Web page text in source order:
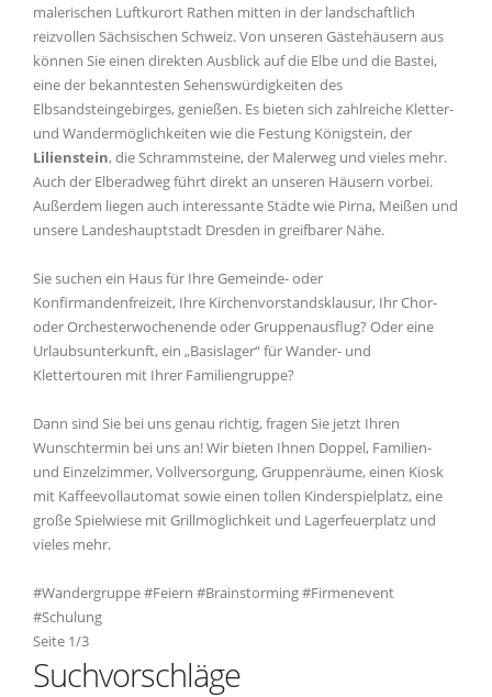
malerischen Luftkurort Rathen mitten in der landschaftlich
reizvollen Sächsischen Schweiz. Von unseren Gästehäusern aus
können Sie einen direkten Ausblick auf die Elbe und die Bastei,
eine der bekanntesten Sehenswürdigkeiten des
Elbsandsteingebirges, genießen. Es bieten sich zahlreiche Kletter-
und Wandermöglichkeiten wie die Festung Königstein, der
Lilienstein, die Schrammsteine, der Malerweg und vieles mehr.
Auch der Elberadweg führt direkt an unseren Häusern vorbei.
Außerdem liegen auch interessante Städte wie Pirna, Meißen und
unsere Landeshauptstadt Dresden in greifbarer Nähe.
Sie suchen ein Haus für Ihre Gemeinde- oder
Konfirmandenfreizeit, Ihre Kirchenvorstandsklausur, Ihr Chor-
oder Orchesterwochenende oder Gruppenausflug? Oder eine
Urlaubsunterkunft, ein „Basislager“ für Wander- und
Klettertouren mit Ihrer Familiengruppe?
Dann sind Sie bei uns genau richtig, fragen Sie jetzt Ihren
Wunschtermin bei uns an! Wir bieten Ihnen Doppel, Familien-
und Einzelzimmer, Vollversorgung, Gruppenräume, einen Kiosk
mit Kaffeevollautomat sowie einen tollen Kinderspielplatz, eine
große Spielwiese mit Grillmöglichkeit und Lagerfeuerplatz und
vieles mehr.
#Wandergruppe #Feiern #Brainstorming #Firmenevent
#Schulung
Seite 1/3
Suchvorschläge